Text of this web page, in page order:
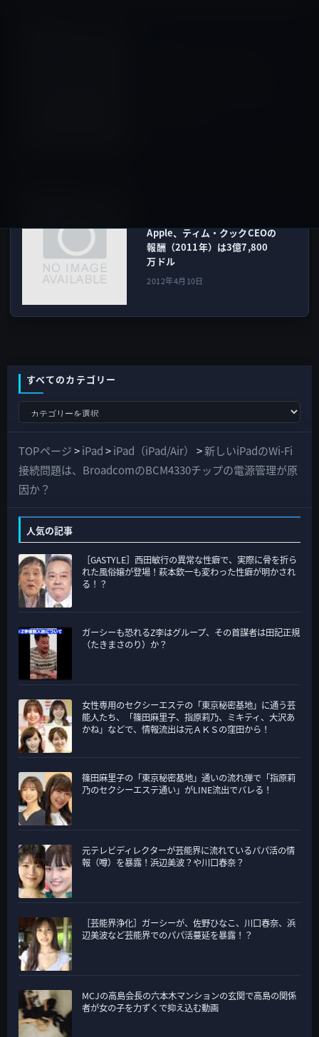
Apple、ティム・クックCEOの
報酬（2011年）は3億7,800
万ドル
2012年4月10日
すべてのカテゴリー
て
の
カ
リ
ー
TOPページ>iPad>iPad（iPad/Air） >新しいiPadのWi-Fi
接続問題は、BroadcomのBCM4330チップの電源管理が原
因か？
人気の記事
［GASTYLE］西田敏行の異常な性癖で、実際に骨を折ら
れた風俗嬢が登場！萩本欽一も変わった性癖が明かされ
る！？
ガーシーも恐れるZ李はグループ、その首謀者は田記正規
（たきまさのり）か？
女性専用のセクシーエステの「東京秘密基地」に通う芸
能人たち、「篠田麻里子、指原莉乃、ミキティ、大沢あ
かね」などで、情報流出は元ＡＫＳの窪田から！
篠田麻里子の「東京秘密基地」通いの流れ弾で「指原莉
乃のセクシーエステ通い」がLINE流出でバレる！
元テレビディレクターが芸能界に流れているパパ活の情
報（噂）を暴露！浜辺美波？や川口春奈？
［芸能界浄化］ガーシーが、佐野ひなこ、川口春奈、浜
辺美波など芸能界でのパパ活蔓延を暴露！？
MCJの高島会長の六本木マンションの玄関で高島の関係
者が女の子を力ずくで抑え込む動画